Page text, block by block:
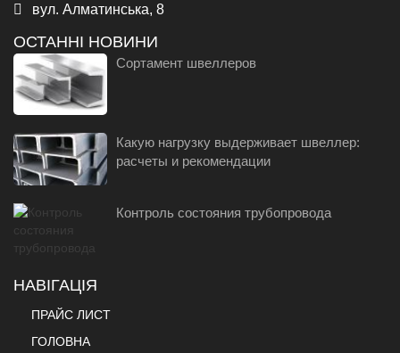
вул. Алматинська, 8
ОСТАННІ НОВИНИ
Сортамент швеллеров
Какую нагрузку выдерживает швеллер:
расчеты и рекомендации
Контроль состояния трубопровода
НАВІГАЦІЯ
ПРАЙС ЛИСТ
ГОЛОВНА